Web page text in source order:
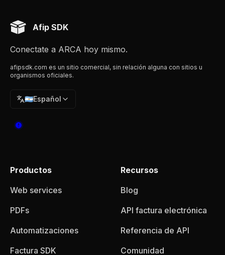
Afip SDK
Conectate a ARCA hoy mismo.
afipsdk.com es un sitio comercial, sin relación alguna con sitios u
organismos oficiales.
🇦🇷Español
Productos
Web services
PDFs
Automatizaciones
Factura SDK
Recursos
Blog
API factura electrónica
Referencia de API
Comunidad